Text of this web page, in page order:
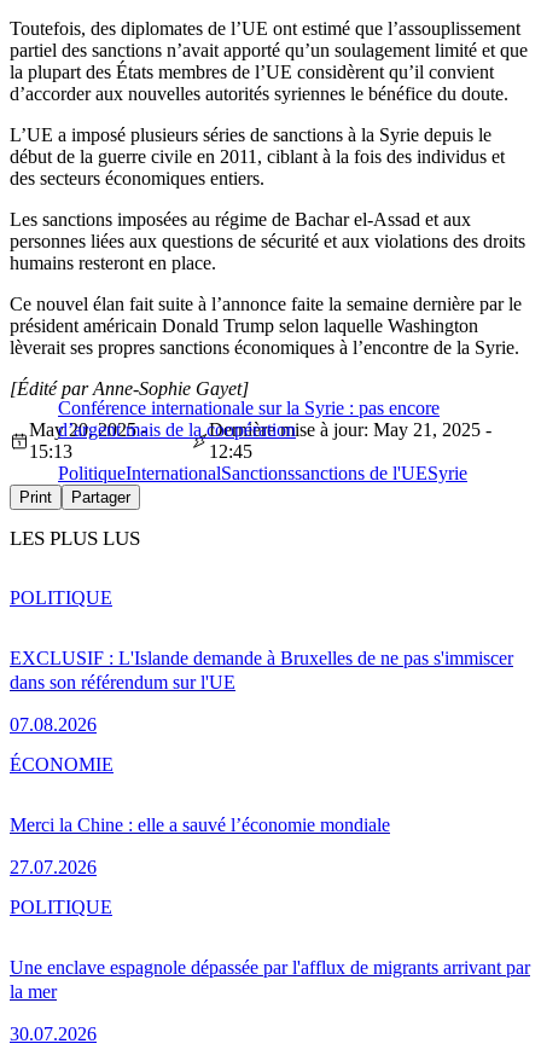
Toutefois, des diplomates de l’UE ont estimé que l’assouplissement
partiel des sanctions n’avait apporté qu’un soulagement limité et que
la plupart des États membres de l’UE considèrent qu’il convient
d’accorder aux nouvelles autorités syriennes le bénéfice du doute.
L’UE a imposé plusieurs séries de sanctions à la Syrie depuis le
début de la guerre civile en 2011, ciblant à la fois des individus et
des secteurs économiques entiers.
Les sanctions imposées au régime de Bachar el-Assad et aux
personnes liées aux questions de sécurité et aux violations des droits
humains resteront en place.
Ce nouvel élan fait suite à l’annonce faite la semaine dernière par le
président américain Donald Trump selon laquelle Washington
lèverait ses propres sanctions économiques à l’encontre de la Syrie.
Conférence internationale sur la Syrie : pas encore
d’argent mais de la coopération
[Édité par Anne-Sophie Gayet]
May 20, 2025 -
15:13
Dernière mise à jour: May 21, 2025 -
12:45
PolitiqueInternationalSanctionssanctions de l'UESyrie
Print Partager
LES PLUS LUS
EXCLUSIF : L'Islande demande à Bruxelles de ne pas s'immiscer
dans son référendum sur l'UE
07.08.2026
POLITIQUE
Merci la Chine : elle a sauvé l’économie mondiale
27.07.2026
ÉCONOMIE
Une enclave espagnole dépassée par l'afflux de migrants arrivant par
la mer
30.07.2026
POLITIQUE